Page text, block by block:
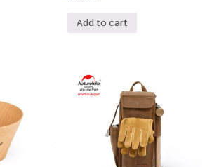
Add to cart